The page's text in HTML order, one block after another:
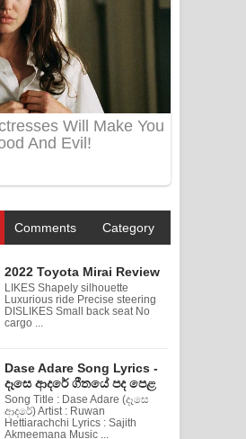
Comments Category
2022 Toyota Mirai Review
LIKES Shapely silhouette
Luxurious ride Precise steering
DISLIKES Small back seat No
cargo ...
Dase Adare Song Lyrics -
දෑසෙ ආදරේ ගීතයේ පද පෙළ
Song Title : Dase Adare (දෑසෙ
ආදරේ) Artist : Ruwan
Hettiarachchi Lyrics : Sajith
Akmeemana Music ...